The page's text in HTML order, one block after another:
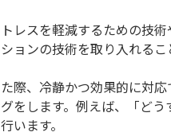
レスを軽減するための技
ョンの技術を取り入れるこ
際、冷静かつ効果的に対
をします。例えば、「ど
います。